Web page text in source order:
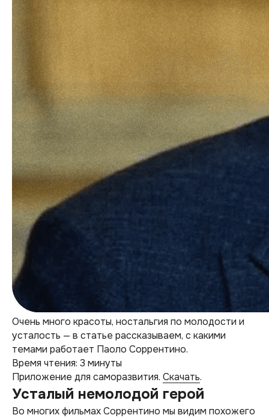
Очень много красоты, ностальгия по молодости и
усталость — в статье рассказываем, с какими
темами работает Паоло Соррентино.
Время чтения: 3 минуты
Приложение для саморазвития. Скачать.
Усталый немолодой герой
Во многих фильмах Соррентино мы видим похожего